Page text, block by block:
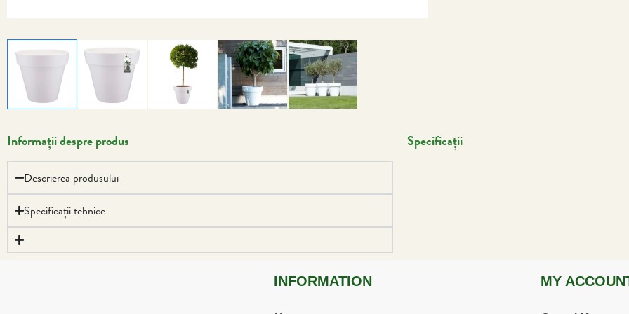
Informații despre produs
Descrierea produsului
Specificații tehnice
Specificații
INFORMATION MY